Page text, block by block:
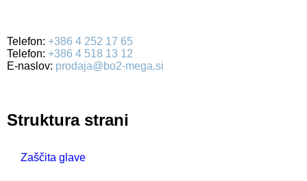
Telefon: +386 4 252 17 65
Telefon: +386 4 518 13 12
E-naslov: prodaja@bo2-mega.si
Struktura strani
Zaščita glave